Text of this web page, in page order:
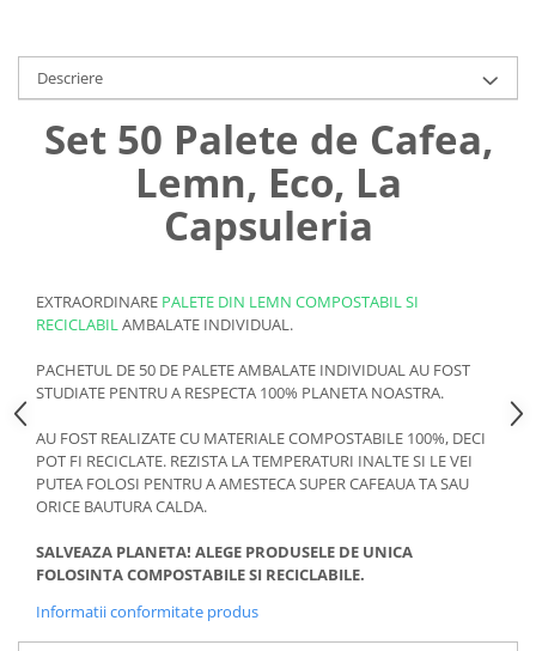
Descriere
Set 50 Palete de Cafea,
Lemn, Eco, La
Capsuleria
EXTRAORDINARE PALETE DIN LEMN COMPOSTABIL SI
RECICLABILAMBALATE INDIVIDUAL.
PACHETUL DE 50 DE PALETE AMBALATE INDIVIDUAL AU FOST
STUDIATE PENTRU A RESPECTA 100% PLANETA NOASTRA.
AU FOST REALIZATE CU MATERIALE COMPOSTABILE 100%, DECI
POT FI RECICLATE. REZISTA LA TEMPERATURI INALTE SI LE VEI
PUTEA FOLOSI PENTRU A AMESTECA SUPER CAFEAUA TA SAU
ORICE BAUTURA CALDA.
SALVEAZA PLANETA! ALEGE PRODUSELE DE UNICA
FOLOSINTA COMPOSTABILE SI RECICLABILE.
Informatii conformitate produs